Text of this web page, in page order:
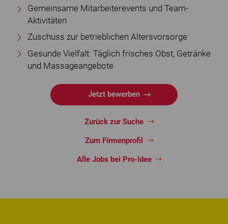
Gemeinsame Mitarbeiterevents und Team-
Aktivitäten
Zuschuss zur betrieblichen Altersvorsorge
Gesunde Vielfalt: Täglich frisches Obst, Getränke
und Massageangebote
Jetzt bewerben
Zurück zur Suche
Zum Firmenprofil
Alle Jobs bei Pro-Idee